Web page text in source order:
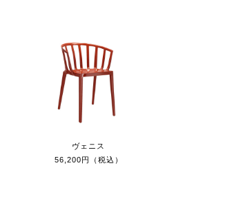
ヴェニス
56,200円（税込）